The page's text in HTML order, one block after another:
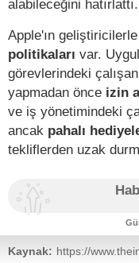
alabileceğini hatırlattı.
Apple'ın
politikaları var.
görevlerindeki
yapmadan önce izin
ve iş yönetimindeki
ancak pahalı
tekliflerden uzak
Kaynak: https://